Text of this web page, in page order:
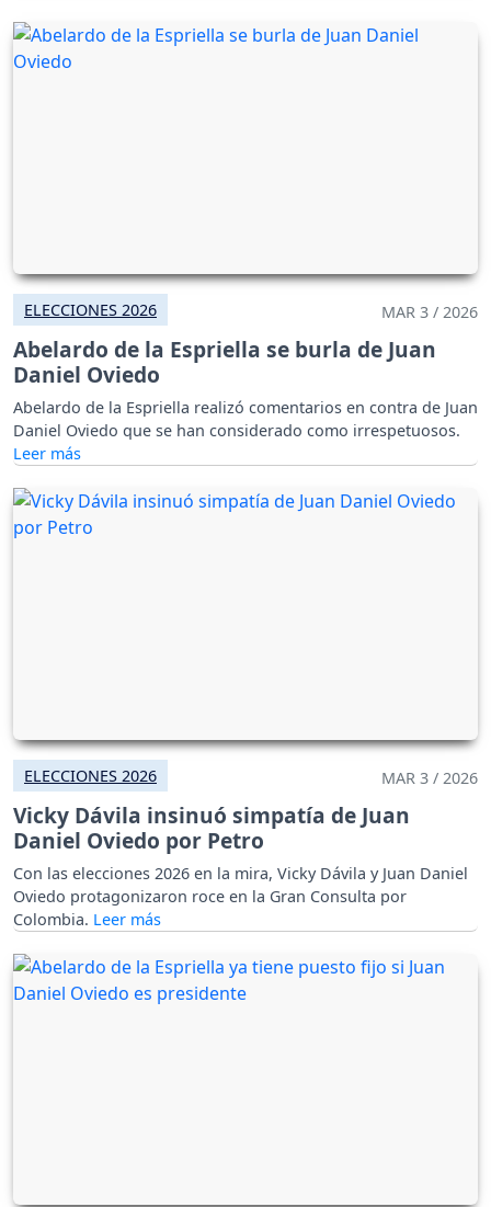
ELECCIONES 2026 MAR 3 / 2026
Abelardo de la Espriella se burla de Juan
Daniel Oviedo
Abelardo de la Espriella realizó comentarios en contra de Juan
Daniel Oviedo que se han considerado como irrespetuosos.
ELECCIONES 2026 MAR 3 / 2026
Vicky Dávila insinuó simpatía de Juan
Daniel Oviedo por Petro
Con las elecciones 2026 en la mira, Vicky Dávila y Juan Daniel
Oviedo protagonizaron roce en la Gran Consulta por
Colombia.